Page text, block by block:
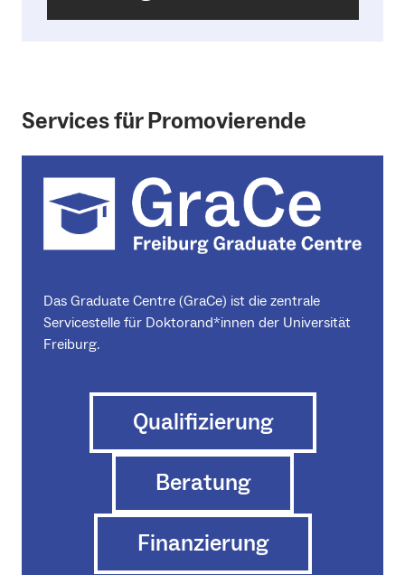
Services für Promovierende
Das Graduate Centre (GraCe) ist die zentrale
Servicestelle für Doktorand*innen der Universität
Freiburg.
Qualifizierung
Beratung
Finanzierung